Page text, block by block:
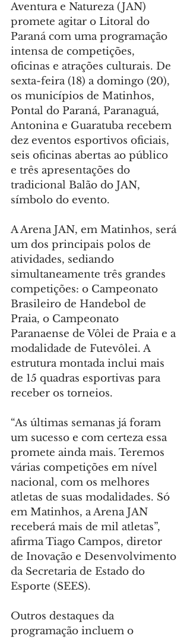
Aventura e Natureza (JAN)
promete agitar o Litoral do
Paraná com uma programação
intensa de competições,
oficinas e atrações culturais. De
sexta-feira (18) a domingo (20),
os municípios de Matinhos,
Pontal do Paraná, Paranaguá,
Antonina e Guaratuba recebem
dez eventos esportivos oficiais,
seis oficinas abertas ao público
e três apresentações do
tradicional Balão do JAN,
símbolo do evento.
A Arena JAN, em Matinhos, será
um dos principais polos de
atividades, sediando
simultaneamente três grandes
competições: o Campeonato
Brasileiro de Handebol de
Praia, o Campeonato
Paranaense de Vôlei de Praia e a
modalidade de Futevôlei. A
estrutura montada inclui mais
de 15 quadras esportivas para
receber os torneios.
“As últimas semanas já foram
um sucesso e com certeza essa
promete ainda mais. Teremos
várias competições em nível
nacional, com os melhores
atletas de suas modalidades. Só
em Matinhos, a Arena JAN
receberá mais de mil atletas”,
afirma Tiago Campos, diretor
de Inovação e Desenvolvimento
da Secretaria de Estado do
Esporte (SEES).
Outros destaques da
programação incluem o